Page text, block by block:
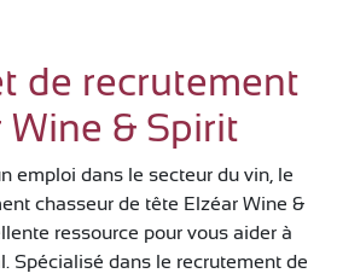
de recrutement
Wine & Spirit
emploi dans le secteur du vin, le
chasseur de tête Elzéar Wine &
ressource pour vous aider à
Spécialisé dans le recrutement de